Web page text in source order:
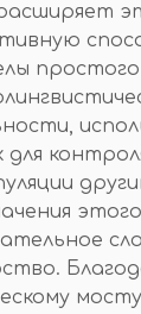
простого
для